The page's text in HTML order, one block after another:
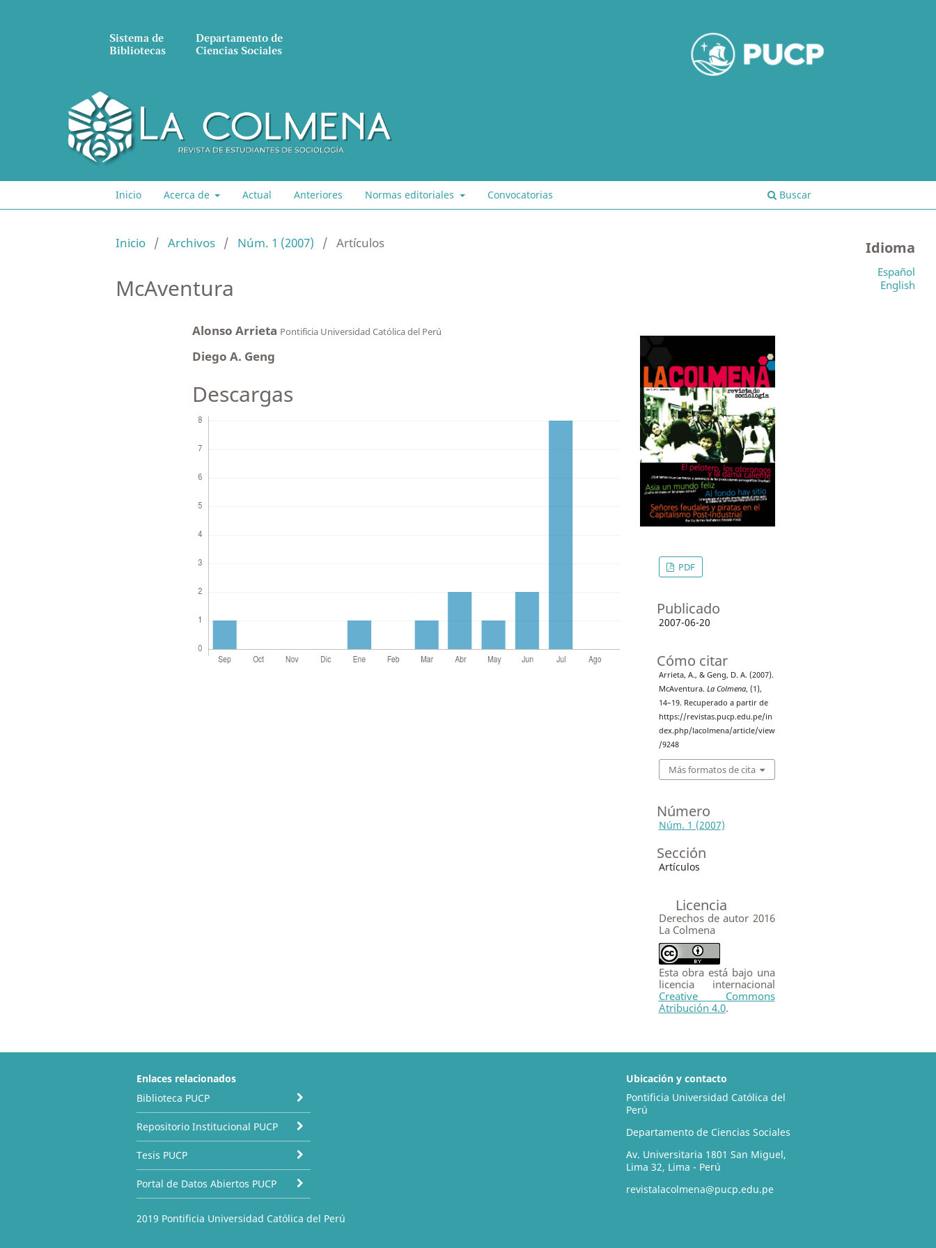
Sistema de
Bibliotecas
Departamento de
Ciencias Sociales
Inicio Acerca de Actual Anteriores Normas editoriales Convocatorias Buscar
Inicio / Archivos / Núm. 1 (2007) / Artículos
McAventura
Alonso Arrieta Pontificia Universidad Católica del Perú
Diego A. Geng
Descargas
PDF
Publicado
2007-06-20
Cómo citar
Arrieta, A., & Geng, D. A. (2007).
McAventura. La Colmena, (1),
14–19. Recuperado a partir de
https://revistas.pucp.edu.pe/in
dex.php/lacolmena/article/view
/9248
Más formatos de cita
Número
Núm. 1 (2007)
Sección
Artículos
Licencia
Derechos de autor 2016
La Colmena
Esta obra está bajo una
licencia internacional
Creative Commons
Atribución 4.0.
Idioma
Español
English
Enlaces relacionados
Biblioteca PUCP
Repositorio Institucional PUCP
Tesis PUCP
Portal de Datos Abiertos PUCP
Ubicación y contacto
Pontificia Universidad Católica del
Perú
Departamento de Ciencias Sociales
Av. Universitaria 1801 San Miguel,
Lima 32, Lima - Perú
revistalacolmena@pucp.edu.pe
2019 Pontificia Universidad Católica del Perú